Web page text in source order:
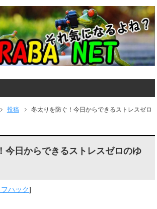
投稿
冬太りを防ぐ！今日からできるストレスゼロ
今日からできるストレスゼロのゆ
ハック]